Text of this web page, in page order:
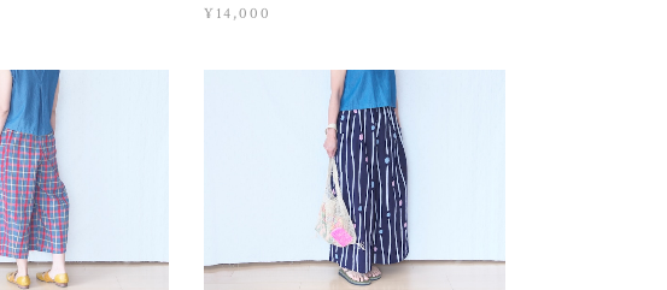
¥14,000